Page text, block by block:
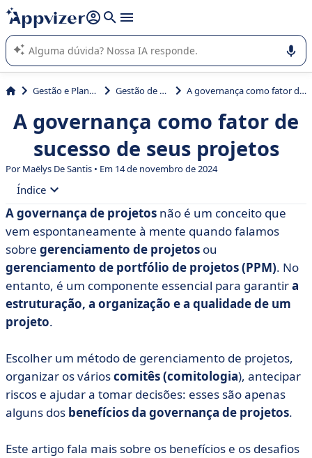
de nossa IA (várias linhas com
A IA do Appvizer o orienta no uso ou na seleção de software
SaaS para sua empresa.
Gestão e Planejamento Gestão de projetos A governança como fator de sucesso de seus projetos
A governança como fator de
sucesso de seus projetos
PorMaëlys De Santis • Em 14 de novembro de 2024
Índice
• O que é governança de projetos?
• Os benefícios da governança de projetos
• 4 fatores de sucesso para a governança do seu
projeto
• Software de PPM: o que eu ganho com isso?
• Garanta o sucesso de seus projetos com as melhores
• Faça os projetos rimarem com sucesso
A governança de projetos não é um conceito que
vem espontaneamente à mente quando falamos
sobre gerenciamento de projetos ou
gerenciamento de portfólio de projetos(PPM). No
entanto, é um componente essencial para garantira
estruturação, a organização e a qualidade de um
projeto.
Escolher um método de gerenciamento de projetos,
organizar os várioscomitês (comitologia), antecipar
riscos e ajudar a tomar decisões: esses são apenas
alguns dos benefícios da governança de projetos.
Este artigo fala mais sobre os benefícios e os desafios